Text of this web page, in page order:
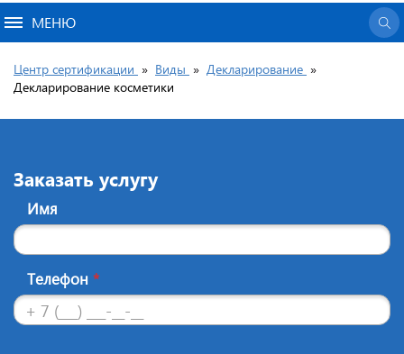
МЕНЮ
Центр сертификации » Виды » Декларирование »
Декларирование косметики
Заказать услугу
Имя
Телефон *